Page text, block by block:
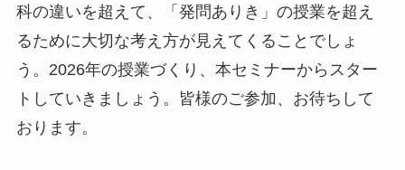
科の違いを超えて、「発問ありき」の授業を超え
るために大切な考え方が見えてくることでしょ
う。2026年の授業づくり、本セミナーからスター
トしていきましょう。皆様のご参加、お待ちして
おります。